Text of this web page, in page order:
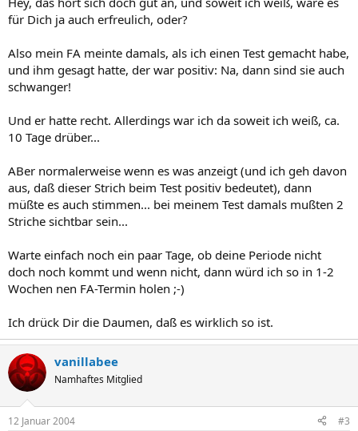
für Dich ja auch erfreulich, oder?
Also mein FA meinte damals, als ich einen Test gemacht habe,
und ihm gesagt hatte, der war positiv: Na, dann sind sie auch
schwanger!
Und er hatte recht. Allerdings war ich da soweit ich weiß, ca.
10 Tage drüber...
ABer normalerweise wenn es was anzeigt (und ich geh davon
aus, daß dieser Strich beim Test positiv bedeutet), dann
müßte es auch stimmen... bei meinem Test damals mußten 2
Striche sichtbar sein...
Warte einfach noch ein paar Tage, ob deine Periode nicht
doch noch kommt und wenn nicht, dann würd ich so in 1-2
Wochen nen FA-Termin holen ;-)
Ich drück Dir die Daumen, daß es wirklich so ist.
vanillabee
Namhaftes Mitglied
12 Januar 2004 #3